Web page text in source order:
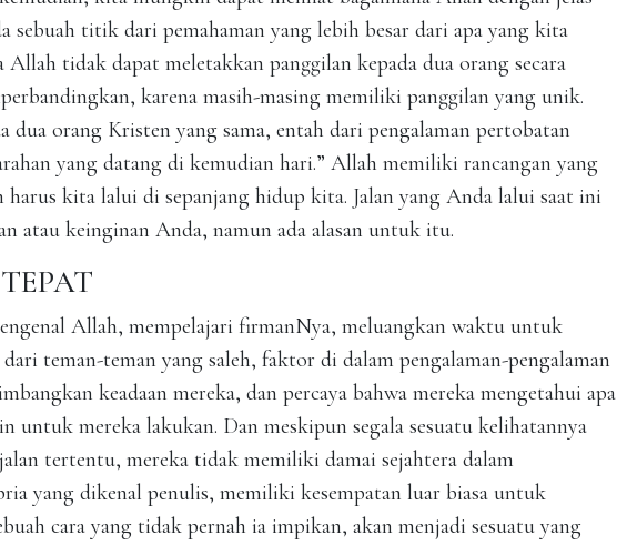
sebuah titik dari pemahaman yang lebih besar dari apa yang kita
tidak dapat meletakkan panggilan kepada dua orang secara
karena masih-masing memiliki panggilan yang unik.
dua orang Kristen yang sama, entah dari pengalaman pertobatan
yang datang di kemudian hari.” Allah memiliki rancangan yang
harus kita lalui di sepanjang hidup kita. Jalan yang Anda lalui saat ini
atau keinginan Anda, namun ada alasan untuk itu.
Allah, mempelajari firmanNya, meluangkan waktu untuk
teman-teman yang saleh, faktor di dalam pengalaman-pengalaman
keadaan mereka, dan percaya bahwa mereka mengetahui apa
untuk mereka lakukan. Dan meskipun segala sesuatu kelihatannya
tertentu, mereka tidak memiliki damai sejahtera dalam
yang dikenal penulis, memiliki kesempatan luar biasa untuk
cara yang tidak pernah ia impikan, akan menjadi sesuatu yang